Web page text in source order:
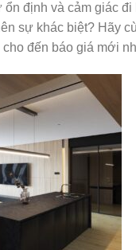
ổn định và cảm giác
sự khác biệt? Hãy
đến báo giá mới